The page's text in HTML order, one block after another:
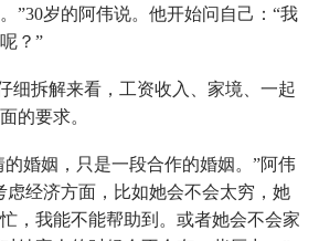
”30岁的阿伟说。他开始问自己：“我
？”
细拆解来看，工资收入、家境、一起
的要求。
的婚姻，只是一段合作的婚姻。”阿伟
虑经济方面，比如她会不会太穷，她
，我能不能帮助到。或者她会不会家